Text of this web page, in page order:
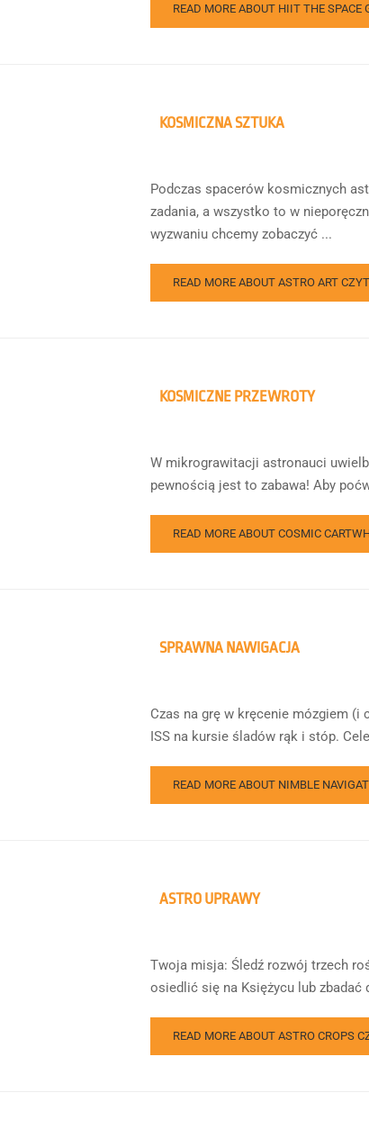
READ MORE ABOUT HIIT THE SPACE
KOSMICZNA SZTUKA
Podczas spacerów kosmicznych
zadania, a wszystko to w
wyzwaniu chcemy zobaczyć ...
READ MORE ABOUT ASTRO ART
KOSMICZNE PRZEWROTY
W mikrograwitacji astronauci
pewnością jest to zabawa! Aby
READ MORE ABOUT COSMIC
SPRAWNA NAWIGACJA
Czas na grę w kręcenie mózgiem (i
ISS na kursie śladów rąk i stóp.
READ MORE ABOUT NIMBLE
ASTRO UPRAWY
Twoja misja: Śledź rozwój trzech
osiedlić się na Księżycu lub zbadać
READ MORE ABOUT ASTRO CROPS